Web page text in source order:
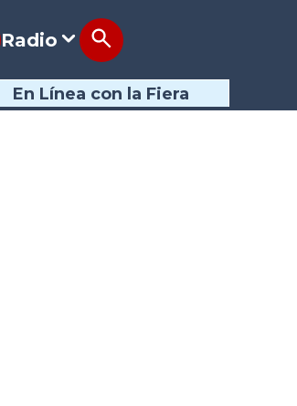
Radio
En Línea con la Fiera